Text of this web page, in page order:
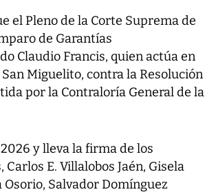
el Pleno de la Corte Suprema de
de Garantías
Claudio Francis, quien actúa en
Miguelito, contra la Resolución
por la Contraloría General de la
y lleva la firma de los
E. Villalobos Jaén, Gisela
Salvador Domínguez